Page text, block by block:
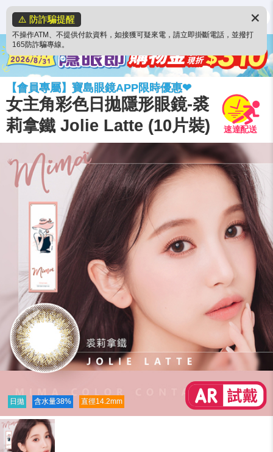
⚠️ 防詐騙提醒
不操作ATM、不提供付款資料，如接獲可疑來電，請立即掛斷電話，並撥打
165防詐騙專線。
✕
【會員專屬】寶島眼鏡APP限時優惠❤
女主角彩色日拋隱形眼鏡-裘
莉拿鐵 Jolie Latte (10片裝)
日拋 含水量38% 直徑14.2mm